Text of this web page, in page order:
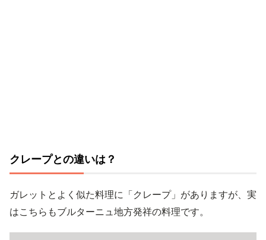
クレープとの違いは？
ガレットとよく似た料理に「クレープ」がありますが、実
はこちらもブルターニュ地方発祥の料理です。